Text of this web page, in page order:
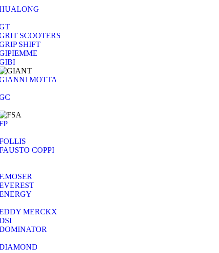
SCOOTERS
SHIFT
MOTTA
COPPI
MERCKX